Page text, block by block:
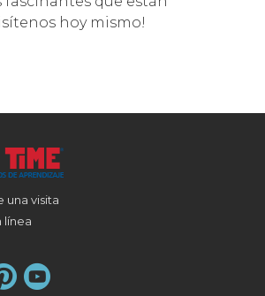
hoy mismo!
una visita
línea